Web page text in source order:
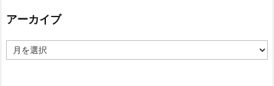
アーカイブ
ー